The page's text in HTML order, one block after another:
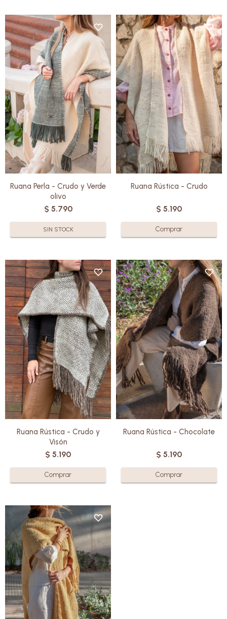
Elaborada en pura lana Merino
por manos cálidas uruguayas,
cada Ruana es una obra
artesanal que ofrece una
suavidad incomparable.
Con su diseño elegante y
versátil, son perfectas tanto
para un look relajado como para
una ocasión especial.
Ruana Perla - Crudo y Verde
olivo
$ 5.790
SIN STOCK
Elaborado en pura lana por
manos cálidas uruguayas, cada
Ruana es una obra artesanal que
ofrece una suavidad
incomparable.
Con su diseño elegante y
versátil, son perfectas tanto
para un look relajado como para
una ocasión especial.
Ruana Rústica - Crudo
$ 5.190
Elaborado en pura lana por
manos cálidas uruguayas, cada
Ruana es una obra artesanal que
ofrece una suavidad
incomparable.
Con su diseño elegante y
versátil, son perfectas tanto
para un look relajado como para
una ocasión especial.
Ruana Rústica - Crudo y
Visón
$ 5.190
Elaborado en pura lana por
manos cálidas uruguayas, cada
Ruana es una obra artesanal que
ofrece una suavidad
incomparable.
Con su diseño elegante y
versátil, son perfectas tanto
para un look relajado como para
una ocasión especial.
Ruana Rústica - Chocolate
$ 5.190
Elaborado en pura lana por
manos cálidas uruguayas, cada
Ruana es una obra artesanal que
ofrece una suavidad
incomparable.
Con su diseño elegante y
versátil, son perfectas tanto
para un look relajado como para
una ocasión especial.